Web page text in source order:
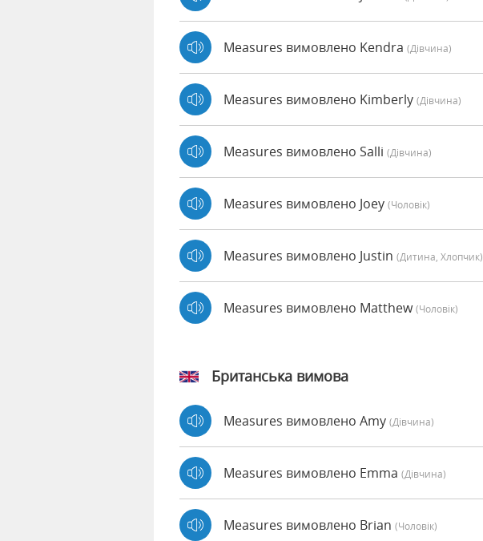
Measures вимовлено Kendra (дівчина)
Measures вимовлено Kimberly (дівчина)
Measures вимовлено Salli (дівчина)
Measures вимовлено Joey (чоловік)
Measures вимовлено Justin (дитина, Хлопчик)
Measures вимовлено Matthew(чоловік)
Британська вимова
Measures вимовлено Amy (дівчина)
Measures вимовлено Emma (дівчина)
Measures вимовлено Brian (чоловік)